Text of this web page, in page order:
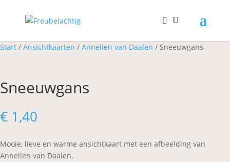
Start / Ansichtkaarten / Annelien van Daalen / Sneeuwgans
Sneeuwgans
€ 1,40
Mooie, lieve en warme ansichtkaart met een afbeelding van
Annelien van Daalen.